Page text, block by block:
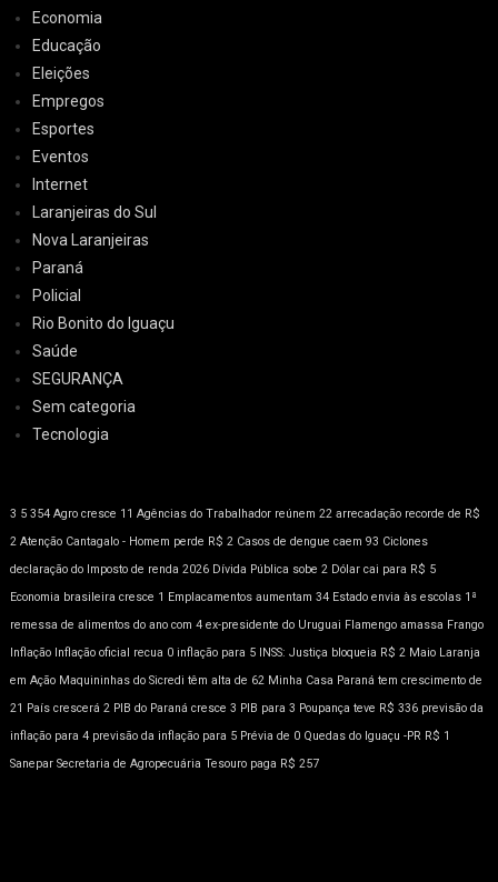
Economia
Educação
Eleições
Empregos
Esportes
Eventos
Internet
Laranjeiras do Sul
Nova Laranjeiras
Paraná
Policial
Rio Bonito do Iguaçu
Saúde
SEGURANÇA
Sem categoria
Tecnologia
3 5 354 Agro cresce 11 Agências do Trabalhador reúnem 22 arrecadação recorde de R$
2 Atenção Cantagalo - Homem perde R$ 2 Casos de dengue caem 93 Ciclones
declaração do Imposto de renda 2026 Dívida Pública sobe 2 Dólar cai para R$ 5
Economia brasileira cresce 1 Emplacamentos aumentam 34 Estado envia às escolas 1ª
remessa de alimentos do ano com 4 ex-presidente do Uruguai Flamengo amassa Frango
Inflação Inflação oficial recua 0 inflação para 5 INSS: Justiça bloqueia R$ 2 Maio Laranja
em Ação Maquininhas do Sicredi têm alta de 62 Minha Casa Paraná tem crescimento de
21 País crescerá 2 PIB do Paraná cresce 3 PIB para 3 Poupança teve R$ 336 previsão da
inflação para 4 previsão da inflação para 5 Prévia de 0 Quedas do Iguaçu -PR R$ 1
Sanepar Secretaria de Agropecuária Tesouro paga R$ 257